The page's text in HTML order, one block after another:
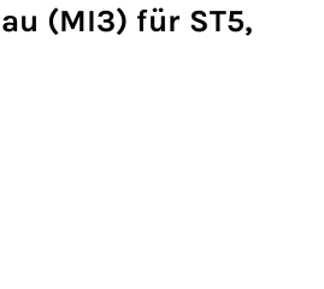
(MI3) für ST5,